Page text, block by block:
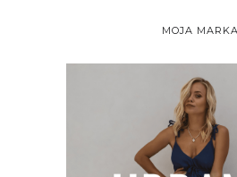
MOJA MARKA